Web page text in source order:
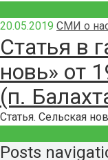
20.05.2019 СМИ о
Статья в
новь» от
(п.
Статья. Сельская
Posts